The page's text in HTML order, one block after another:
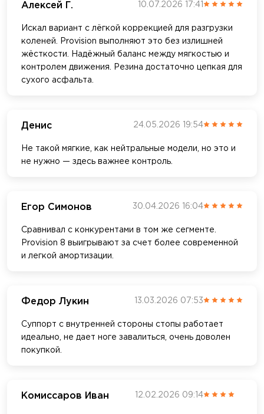
Алексей Г. 10.07.2026 17:41
Искал вариант с лёгкой коррекцией для разгрузки
коленей. Provision выполняют это без излишней
жёсткости. Надёжный баланс между мягкостью и
контролем движения. Резина достаточно цепкая для
сухого асфальта.
Денис 24.05.2026 19:54
Не такой мягкие, как нейтральные модели, но это и
не нужно — здесь важнее контроль.
Егор Симонов 30.04.2026 16:04
Сравнивал с конкурентами в том же сегменте.
Provision 8 выигрывают за счет более современной
и легкой амортизации.
Федор Лукин 13.03.2026 07:53
Суппорт с внутренней стороны стопы работает
идеально, не дает ноге завалиться, очень доволен
покупкой.
Комиссаров Иван 12.02.2026 09:14